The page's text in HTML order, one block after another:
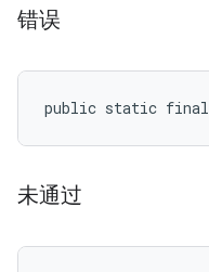
错误
public static final
未通过